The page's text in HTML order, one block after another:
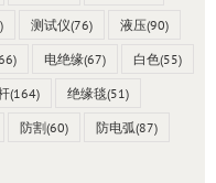
测试仪(76) 液压(90)
电绝缘(67) 白色(55)
(164) 绝缘毯(51)
防割(60) 防电弧(87)